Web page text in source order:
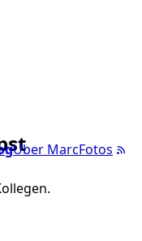
Über MarcFotos